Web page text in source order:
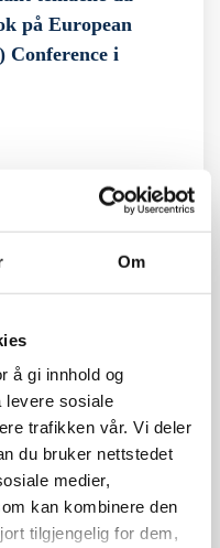
Om
å gi innhold og
levere sosiale
trafikken vår. Vi deler
du bruker nettstedet
medier,
kan kombinere den
tilgjengelig for dem,
på European
Conference i
Øst-Finnmark øker i
mer enn
oftere, dekker
høyder – med